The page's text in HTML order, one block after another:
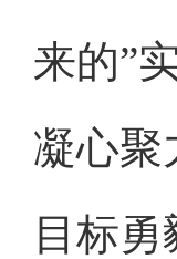
来的”
凝心聚
目标勇